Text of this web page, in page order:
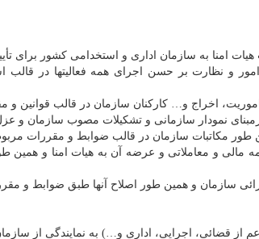
و نظارت بر حسن اجرای همه فعالیتها در
مالی و معاملاتی و عرضه آن به هیات امنا و همین
سازمان و همین طور اصلاح آنها طبق ضوابط و